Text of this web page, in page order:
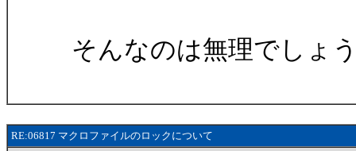
そんなのは無理でしょ
RE:06817 マクロファイルのロックについて